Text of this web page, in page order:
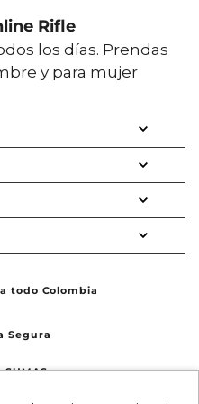
Rifle
los días. Prendas
y para mujer
todo Colombia
Segura